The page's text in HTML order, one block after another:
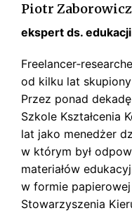
y
w
t
e
l
s
k
i
Piotr Zaborowicz
ekspert ds. edukacji
od kilku lat
Przez ponad
Szkole Kształcenia
lat jako menedżer
w którym był
materiałów
w formie
Stowarzyszenia